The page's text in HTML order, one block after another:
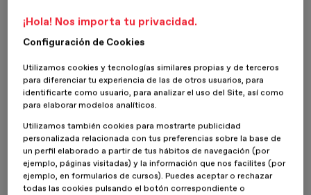
Producto
Los alumnos Mónica Ortiz Ruzafa, Rodrigo Ignacio Muñoz Flores y
Juan Andres Molina Orozco, delMáster en Diseño de Producto
presentan su proyecto “Smart Cook – Comida a la medida ”.
alimentación con porciones nutricionales adecuadas. Creemos que
el entorno ha creado posibilidades alimenticias increíbles pero al
mismo tiempo ha hecho que la nutrición sea difícil en ciertos
ámbitos debido al desconocimiento de la misma o la dificultad de
preparar comida nutricionalmente correcta.
¡Hola! Nos importa tu privacidad.
Configuración de Cookies
Utilizamos cookies y tecnologías similares propias y de terceros
para diferenciar tu experiencia de las de otros usuarios, para
identificarte como usuario, para analizar el uso del Site, así como
para elaborar modelos analíticos.
Utilizamos también cookies para mostrarte publicidad
personalizada relacionada con tus preferencias sobre la base de
un perfil elaborado a partir de tus hábitos de navegación (por
ejemplo, páginas visitadas) y la información que nos facilites (por
ejemplo, en formularios de cursos). Puedes aceptar o rechazar
todas las cookies pulsando el botón correspondiente o